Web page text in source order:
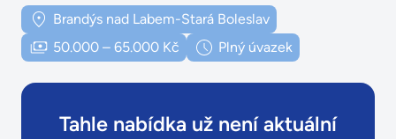
Brandýs nad Labem-Stará Boleslav
50.000 – 65.000 Kč
Plný úvazek
Tahle nabídka už není aktuální